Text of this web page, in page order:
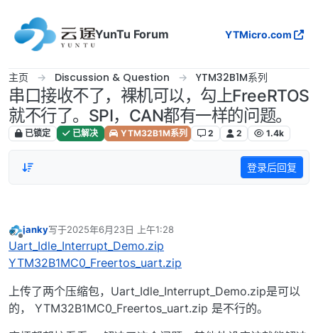
YunTu Forum
YTMicro.com
主页 Discussion & Question YTM32B1M系列
串口接收不了，裸机可以，勾上FreeRTOS
就不行了。SPI，CAN都有一样的问题。
已锁定 已解决 YTM32B1M系列 2 2 1.4k
登录后回复
离线
janky写于2025年6月23日 上午1:28
最后由 编辑
Uart_Idle_Interrupt_Demo.zip
YTM32B1MC0_Freertos_uart.zip
上传了两个压缩包，Uart_Idle_Interrupt_Demo.zip是可以
的， YTM32B1MC0_Freertos_uart.zip 是不行的。